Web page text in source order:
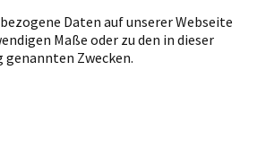
Daten auf unserer Webseite
Maße oder zu den in dieser
Zwecken.